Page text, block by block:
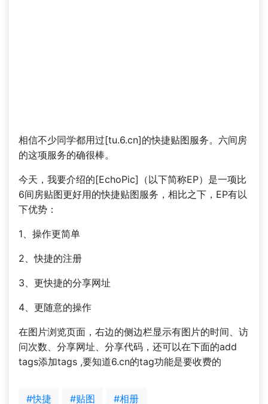
相信不少同学都用过[tu.6.cn]的快捷贴图服务。六间房
的这项服务的确很棒。
今天，我要介绍的[EchoPic]（以下简称EP）是一项比
6间房贴图更好用的快捷贴图服务，相比之下，EP有以
下优势：
1、操作更简单
2、快捷的注册
3、更快捷的分享网址
4、更随意的操作
在图片浏览页面，右边的侧边栏显示有图片的时间、访
问次数、分享网址、分享代码，还可以在下面的add
tags添加tags ,要知道6.cn的tag功能是要收费的
#快捷 #贴图 #相册